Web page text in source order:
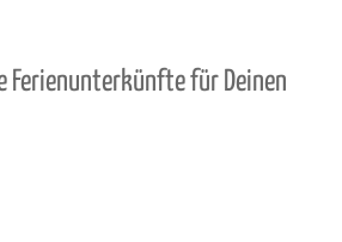
Ferienunterkünfte für Deinen